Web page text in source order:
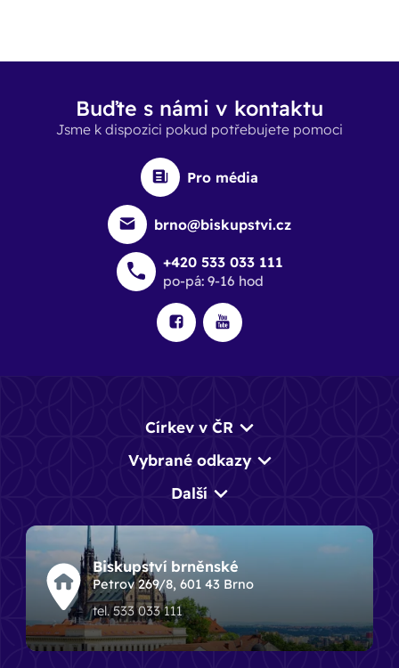
Buďte s námi v kontaktu
Jsme k dispozici pokud potřebujete pomoci
Pro média
brno@biskupstvi.cz
+420 533 033 111
po-pá: 9-16 hod
Církev v ČR
Vybrané odkazy
Další
Biskupství brněnské
Petrov 269/8, 601 43 Brno
tel. 533 033 111